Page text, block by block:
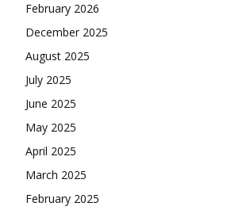
February 2026
December 2025
August 2025
July 2025
June 2025
May 2025
April 2025
March 2025
February 2025